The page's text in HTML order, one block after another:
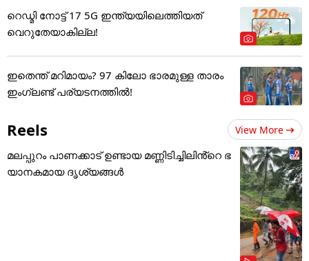
റെഡ്മി നോട്ട് 17 5G ഇന്ത്യയിലെത്തിയത്
വെറുതേയാകില്ല!
ഇതെന്ത് മറിമായം? 97 കിലോ ഭാരമുള്ള താരം
ഇംഗ്ലണ്ട് പര്യടനത്തില്‍!
Reels View More
മലപ്പുറം പാണക്കാട് ഉണ്ടായ മണ്ണിടിച്ചിലിൻ്റെ ഭ
യാനകമായ ദൃശ്യങ്ങൾ